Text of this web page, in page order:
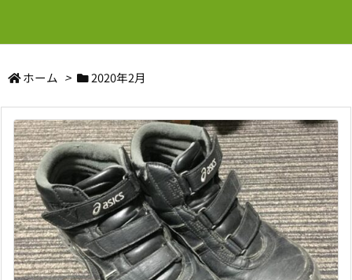
ホーム > 2020年2月